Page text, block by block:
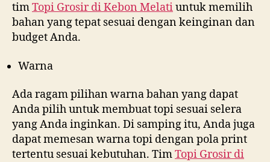
timTopi Grosir diKebon Melatiuntuk memilih
bahan yang tepat sesuai dengan keinginan dan
budget Anda.
Warna
Ada ragam pilihan warna bahan yang dapat
Anda pilih untuk membuat topi sesuai selera
yang Anda inginkan. Di samping itu, Anda juga
dapat memesan warna topi dengan pola print
tertentu sesuai kebutuhan. TimTopi Grosir di